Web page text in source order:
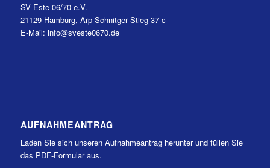
SV Este 06/70 e.V.
21129 Hamburg, Arp-Schnitger Stieg 37 c
E-Mail: info@sveste0670.de
AUFNAHMEANTRAG
Laden Sie sich unseren Aufnahmeantrag herunter und füllen Sie
das PDF-Formular aus.